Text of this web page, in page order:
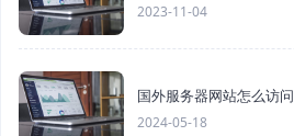
2023-11-04
国外服务器网站怎么访问
2024-05-18